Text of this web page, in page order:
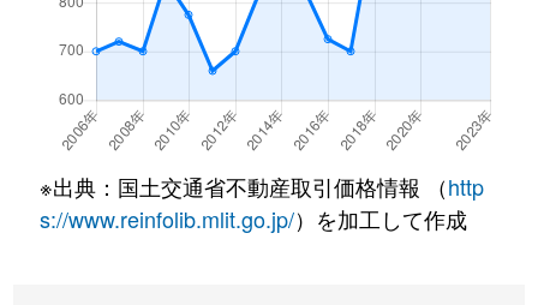
光岡
6,900万円 東郷
光岡
6,900万円 東郷 徒歩45分
※出典：国土交通省不動産取引価格情報 （http
s://www.reinfolib.mlit.go.jp/）を加工して作成